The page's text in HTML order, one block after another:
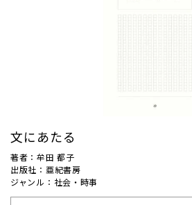
文にあたる
著者：牟田 都子
出版社：亜紀書房
ジャンル：社会・時事